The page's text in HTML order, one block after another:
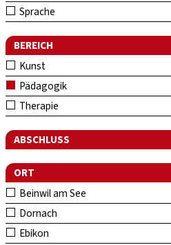
Sprache
BEREICH
Kunst
Pädagogik
Therapie
ABSCHLUSS
ORT
Beinwil am See
Dornach
Ebikon